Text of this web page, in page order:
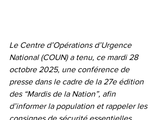
Le Centre d’Opérations d’Urgence
National (COUN) a tenu, ce mardi 28
octobre 2025, une conférence de
presse dans le cadre de la 27e édition
des “Mardis de la Nation”, afin
d’informer la population et rappeler les